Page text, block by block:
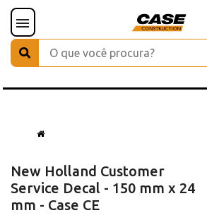
New Holland Customer
Service Decal - 150 mm x 24
mm - Case CE